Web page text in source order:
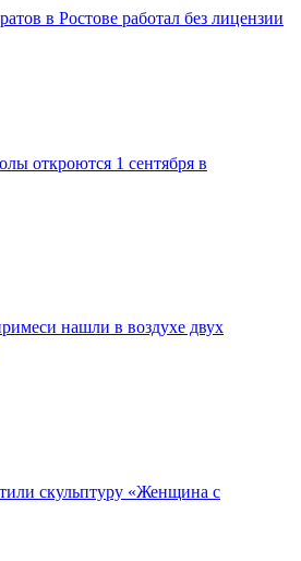
в Ростове работал без лицензии
откроются 1 сентября в
нашли в воздухе двух
скульптуру «Женщина с